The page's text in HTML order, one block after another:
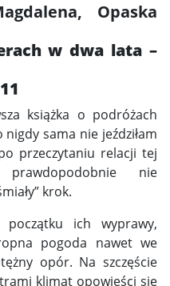
Opaska
w dwa lata –
książka o podróżach
sama nie jeździłam
przeczytaniu relacji tej
nie
krok.
ich wyprawy,
pogoda nawet we
opór. Na szczęście
klimat opowieści się